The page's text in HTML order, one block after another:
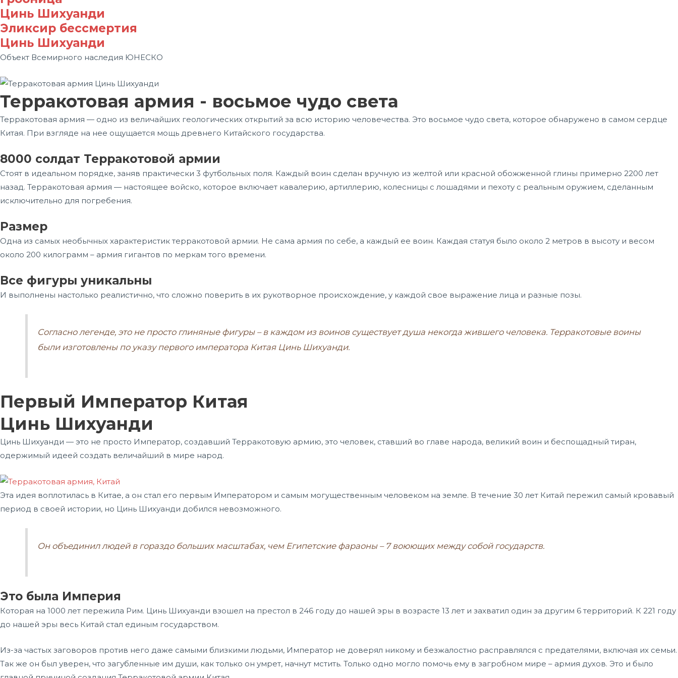
Цинь Шихуанди
Эликсир бессмертия
Цинь Шихуанди
Объект Всемирного наследия ЮНЕСКО
Терракотовая армия - восьмое чудо света
Терракотовая армия — одно из величайших геологических открытий за всю историю человечества. Это восьмое чудо света, которое обнаружено в самом сердце
Китая. При взгляде на нее ощущается мощь древнего Китайского государства.
8000 солдат Терракотовой армии
Стоят в идеальном порядке, заняв практически 3 футбольных поля. Каждый воин сделан вручную из желтой или красной обожженной глины примерно 2200 лет
назад. Терракотовая армия — настоящее войско, которое включает кавалерию, артиллерию, колесницы с лошадями и пехоту с реальным оружием, сделанным
исключительно для погребения.
Размер
Одна из самых необычных характеристик терракотовой армии. Не сама армия по себе, а каждый ее воин. Каждая статуя было около 2 метров в высоту и весом
около 200 килограмм – армия гигантов по меркам того времени.
Все фигуры уникальны
И выполнены настолько реалистично, что сложно поверить в их рукотворное происхождение, у каждой свое выражение лица и разные позы.
Согласно легенде, это не просто глиняные фигуры – в каждом из воинов существует душа некогда жившего человека. Терракотовые воины
были изготовлены по указу первого императора Китая Цинь Шихуанди.
Первый Император Китая
Цинь Шихуанди
Цинь Шихуанди — это не просто Император, создавший Терракотовую армию, это человек, ставший во главе народа, великий воин и беспощадный тиран,
одержимый идеей создать величайший в мире народ.
Эта идея воплотилась в Китае, а он стал его первым Императором и самым могущественным человеком на земле. В течение 30 лет Китай пережил самый кровавый
период в своей истории, но Цинь Шихуанди добился невозможного.
Он объединил людей в гораздо больших масштабах, чем Египетские фараоны – 7 воюющих между собой государств.
Это была Империя
Которая на 1000 лет пережила Рим. Цинь Шихуанди взошел на престол в 246 году до нашей эры в возрасте 13 лет и захватил один за другим 6 территорий. К 221 году
до нашей эры весь Китай стал единым государством.
Из-за частых заговоров против него даже самыми близкими людьми, Император не доверял никому и безжалостно расправлялся с предателями, включая их семьи.
Так же он был уверен, что загубленные им души, как только он умрет, начнут мстить. Только одно могло помочь ему в загробном мире – армия духов. Это и было